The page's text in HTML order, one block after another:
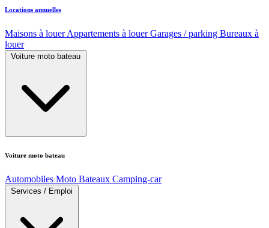
Locations annuelles
Maisons à louerAppartements à louerGarages / parking Bureaux à
louer
Voiture moto bateau
Voiture moto bateau
Automobiles Moto Bateaux Camping-car
Services / Emploi